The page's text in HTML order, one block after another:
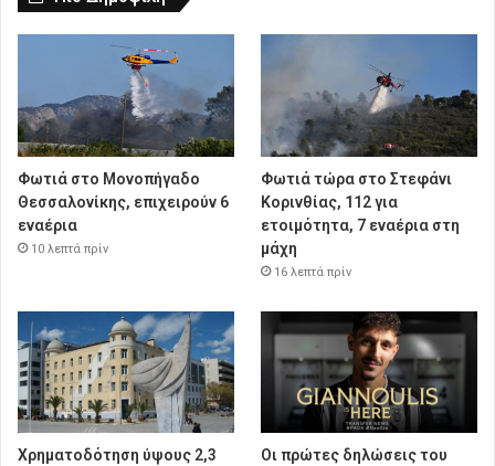
Φωτιά στο Μονοπήγαδο
Θεσσαλονίκης, επιχειρούν 6
εναέρια
10 λεπτά πρίν
Φωτιά τώρα στο Στεφάνι
Κορινθίας, 112 για
ετοιμότητα, 7 εναέρια στη
μάχη
16 λεπτά πρίν
Χρηματοδότηση ύψους 2,3
Οι πρώτες δηλώσεις του